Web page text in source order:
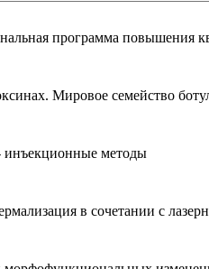
программа повышения
Мировое семейство
инъекционные методы
в сочетании с